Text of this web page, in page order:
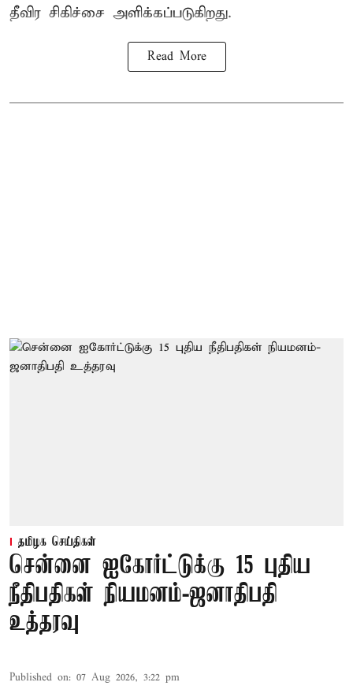
தீவிர சிகிச்சை அளிக்கப்படுகிறது.
Read More
தமிழக செய்திகள்
சென்னை ஐகோர்ட்டுக்கு 15 புதிய
நீதிபதிகள் நியமனம்-ஜனாதிபதி
உத்தரவு
Published on: 07 Aug 2026, 3:22 pm